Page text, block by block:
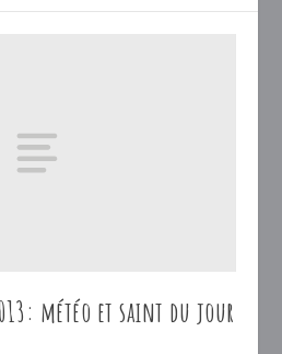
météo et saint du jour